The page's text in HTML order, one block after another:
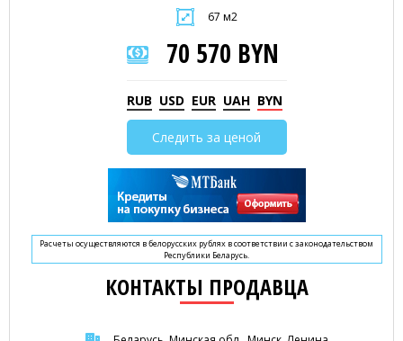
67 м2
70 570 BYN
RUB USD EUR UAH BYN
Следить за ценой
Расчеты осуществляются в белорусских рублях в соответствии с законодательством
Республики Беларусь.
КОНТАКТЫ ПРОДАВЦА